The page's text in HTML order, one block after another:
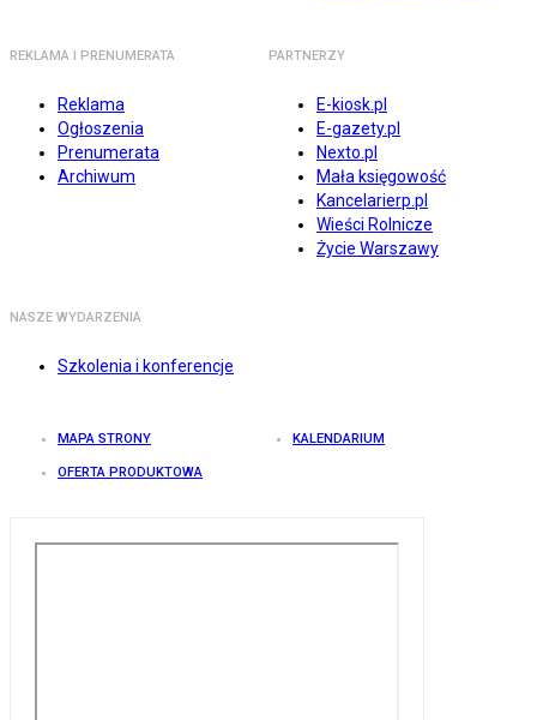
REKLAMA I PRENUMERATA
Reklama
Ogłoszenia
Prenumerata
Archiwum
PARTNERZY
E-kiosk.pl
E-gazety.pl
Nexto.pl
Mała księgowość
Kancelarierp.pl
Wieści Rolnicze
Życie Warszawy
NASZE WYDARZENIA
Szkolenia i konferencje
MAPA STRONY KALENDARIUM
OFERTA PRODUKTOWA